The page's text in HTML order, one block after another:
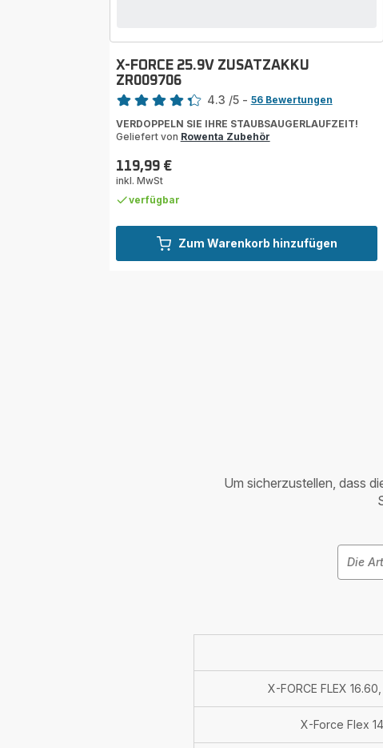
Zum Warenkorb hinzufügen
X-FORCE 25.9V ZUSATZAKKU
ZR009706
Bewertung
4.3 /5 - 56 Bewertungen
VERDOPPELN SIE IHRE STAUBSAUGERLAUFZEIT!
Geliefert von Rowenta Zubehör
Preis
119,99 €
inkl. MwSt
verfügbar
Um sicherzustellen, dass
X-FORCE FLEX
X-Force Flex